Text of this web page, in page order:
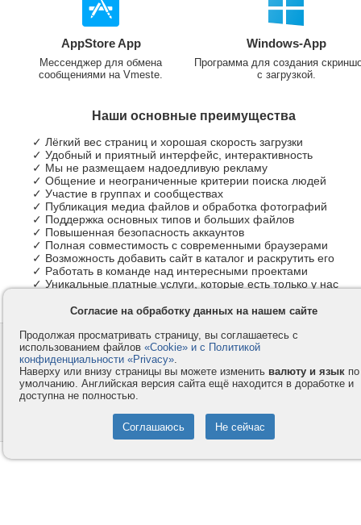
AppStore App
Мессенджер для обмена
сообщениями на Vmeste.
Windows-App
Программа для создания
с загрузкой.
Наши основные преимущества
✓ Лёгкий вес страниц и хорошая скорость загрузки
✓ Удобный и приятный интерфейс, интерактивность
✓ Мы не размещаем надоедливую рекламу
✓ Общение и неограниченные критерии поиска людей
✓ Участие в группах и сообществах
✓ Публикация медиа файлов и обработка фотографий
✓ Поддержка основных типов и больших файлов
✓ Повышенная безопасность аккаунтов
✓ Полная совместимость с современными браузерами
✓ Возможность добавить сайт в каталог и раскрутить его
✓ Работать в команде над интересными проектами
✓ Уникальные платные услуги, которые есть только у нас
Контакты
Компания
Privacy и Cookie
Услуги
Как оплатить
Помощь
© 2008-2026
- Все права защищены.
Согласие на обработку данных на нашем сайте
Продолжая просматривать страницу, вы соглашаетесь с
использованием файлов «Cookie» и с Политикой
конфиденциальности «Privacy».
Наверху или внизу страницы вы можете изменить валюту и язык по
умолчанию. Английская версия сайта ещё находится в доработке и
доступна не полностью.